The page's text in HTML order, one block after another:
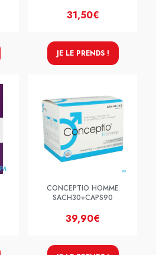
31,50€
JE LE PRENDS !
CONCEPTIO HOMME
SACH30+CAPS90
39,90€